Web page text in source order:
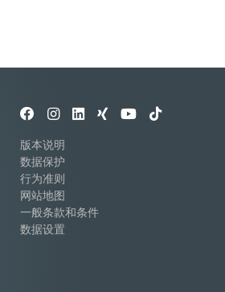
版本说明
数据保护
行为准则
网站地图
一般条款和条件
数据设置